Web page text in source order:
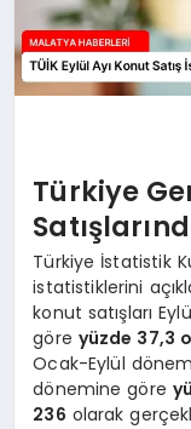
SPOR
Türkiye
Türkiye İstatistik
istatistiklerini
konut satışları
göre yüzde 37,3
Ocak-Eylül
dönemine göre
236 olarak